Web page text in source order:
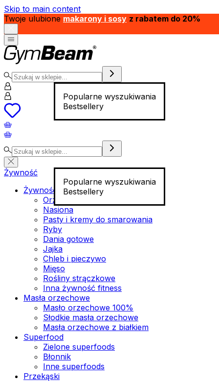
Skip to main content
Twoje ulubione makarony i sosy z rabatem do 20%
Popularne wyszukiwania
Bestsellery
Popularne wyszukiwania
Bestsellery
Żywność
Żywność funkcjonalna
Orzechy
Nasiona
Pasty i kremy do smarowania
Ryby
Dania gotowe
Jajka
Chleb i pieczywo
Mięso
Rośliny strączkowe
Inna żywność fitness
Masła orzechowe
Masło orzechowe 100%
Słodkie masła orzechowe
Masła orzechowe z białkiem
Superfood
Zielone superfoods
Błonnik
Inne superfoods
Przekąski